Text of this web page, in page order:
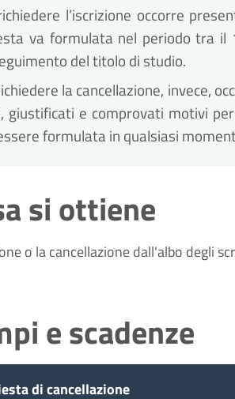
l’iscrizione occorre
va formulata nel periodo tra
del titolo di studio.
la cancellazione, invece,
giustificati e comprovati motivi per
formulata in qualsiasi
si ottiene
o la cancellazione dall'albo degli
e scadenze
di cancellazione